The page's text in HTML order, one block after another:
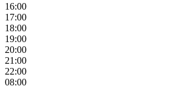
16:00
17:00
18:00
19:00
20:00
21:00
22:00
08:00